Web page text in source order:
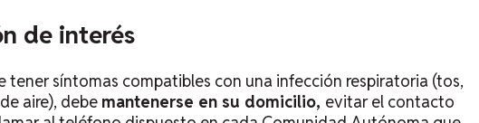
de interés
tener síntomas compatibles con una infección respiratoria (tos,
aire), debe mantenerse en su domicilio, evitar el contacto